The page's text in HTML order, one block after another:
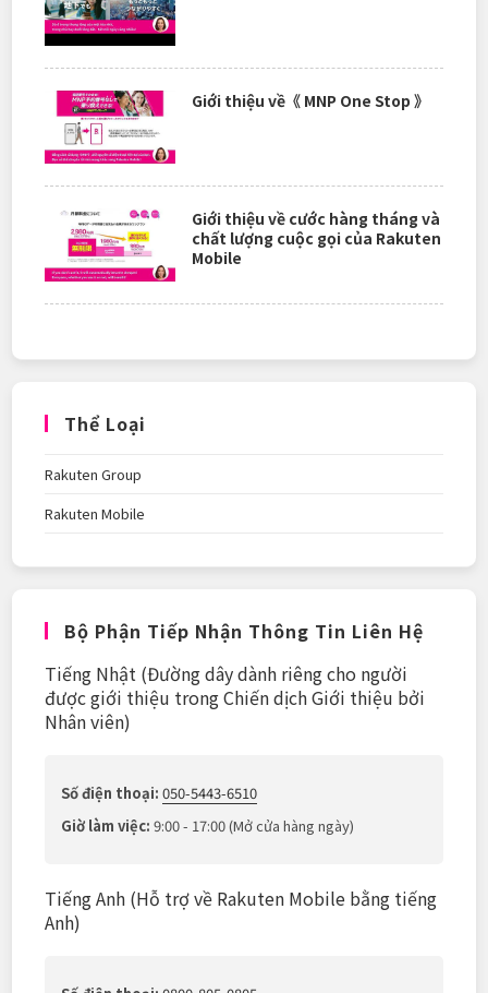
Giới thiệu về《 MNP One Stop 》
Giới thiệu về cước hàng tháng và
chất lượng cuộc gọi của Rakuten
Mobile
Thể Loại
Rakuten Group
Rakuten Mobile
Bộ Phận Tiếp Nhận Thông Tin Liên Hệ
Tiếng Nhật (Đường dây dành riêng cho người
được giới thiệu trong Chiến dịch Giới thiệu bởi
Nhân viên)
Số điện thoại:050-5443-6510
Giờ làm việc:9:00 - 17:00 (Mở cửa hàng ngày)
Tiếng Anh (Hỗ trợ về Rakuten Mobile bằng tiếng
Anh)